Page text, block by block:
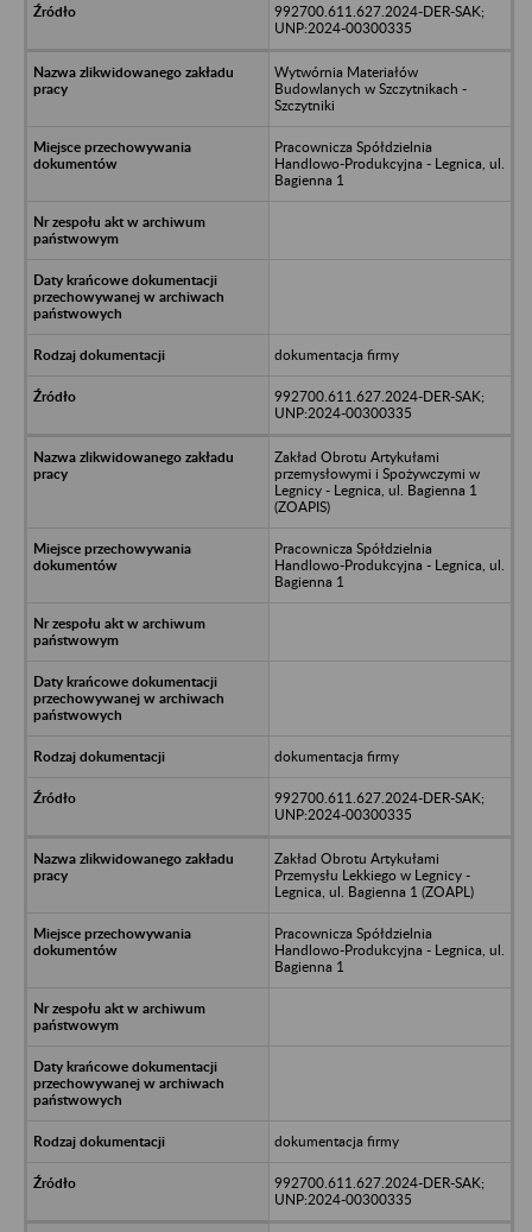
992700.611.627.2024-DER-SAK;
UNP:2024-00300335
Wytwórnia Materiałów
Budowlanych w Szczytnikach -
Szczytniki
Pracownicza Spółdzielnia
Handlowo-Produkcyjna - Legnica, ul.
Bagienna 1
dokumentacja firmy
992700.611.627.2024-DER-SAK;
UNP:2024-00300335
Zakład Obrotu Artykułami
przemysłowymi i Spożywczymi w
Legnicy - Legnica, ul. Bagienna 1
(ZOAPIS)
Pracownicza Spółdzielnia
Handlowo-Produkcyjna - Legnica, ul.
Bagienna 1
dokumentacja firmy
992700.611.627.2024-DER-SAK;
UNP:2024-00300335
Zakład Obrotu Artykułami
Przemysłu Lekkiego w Legnicy -
Legnica, ul. Bagienna 1 (ZOAPL)
Pracownicza Spółdzielnia
Handlowo-Produkcyjna - Legnica, ul.
Bagienna 1
dokumentacja firmy
992700.611.627.2024-DER-SAK;
UNP:2024-00300335